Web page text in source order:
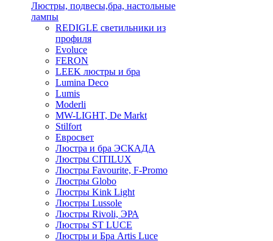
Люстры, подвесы,бра, настольные
лампы
REDIGLE светильники из
профиля
Evoluce
FERON
LEEK люстры и бра
Lumina Deco
Lumis
Moderli
MW-LIGHT, De Markt
Stilfort
Евросвет
Люстра и бра ЭСКАДА
Люстры CITILUX
Люстры Favourite, F-Promo
Люстры Globo
Люстры Kink Light
Люстры Lussole
Люстры Rivoli, ЭРА
Люстры ST LUCE
Люстры и Бра Artis Luce